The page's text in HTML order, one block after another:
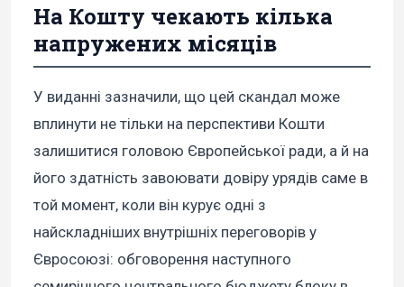
На Кошту чекають кілька
напружених місяців
У виданні зазначили, що цей скандал може
вплинути не тільки на перспективи Кошти
залишитися головою Європейської ради, а й на
його здатність завоювати довіру урядів саме в
той момент, коли він курує одні з
найскладніших внутрішніх переговорів у
Євросоюзі: обговорення наступного